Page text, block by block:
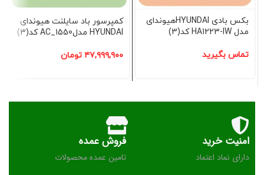
بکس بادی HYUNDAIهیوندای
مدل HA1223-IW کد(3)
تماس بگیرید
کمپرسور باد سایلنت هیوندای
HYUNDAI مدل1550_AC کد(3)
۴۷,۹۹۹,۹۰۰ تومان
امنیت خرید
دارای نماد اعتماد
فروش عمده
تامین عمده محصولات